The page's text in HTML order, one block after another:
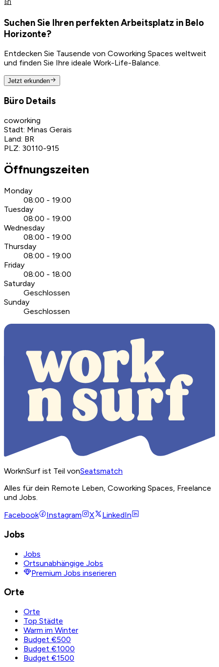
Suchen Sie Ihren perfekten Arbeitsplatz in Belo
Horizonte?
Entdecken Sie Tausende von Coworking Spaces weltweit
und finden Sie Ihre ideale Work-Life-Balance.
Jetzt erkunden
Büro Details
coworking
Stadt: Minas Gerais
Land: BR
PLZ: 30110-915
Öffnungszeiten
Monday
08:00 - 19:00
Tuesday
08:00 - 19:00
Wednesday
08:00 - 19:00
Thursday
08:00 - 19:00
Friday
08:00 - 18:00
Saturday
Geschlossen
Sunday
Geschlossen
WorknSurf ist Teil vonSeatsmatch
Alles für dein Remote Leben, Coworking Spaces, Freelance
und Jobs.
Facebook
Instagram X LinkedIn
Jobs
Jobs
Ortsunabhängige Jobs
Premium Jobs inserieren
Orte
Orte
Top Städte
Warm im Winter
Budget €500
Budget €1000
Budget €1500